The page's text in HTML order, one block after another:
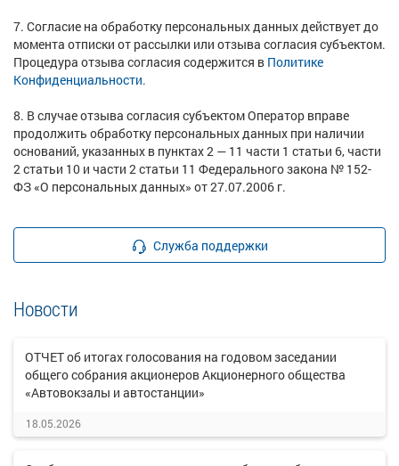
7. Согласие на обработку персональных данных действует до
момента отписки от рассылки или отзыва согласия субъектом.
Процедура отзыва согласия содержится в Политике
Конфиденциальности.
8. В случае отзыва согласия субъектом Оператор вправе
продолжить обработку персональных данных при наличии
оснований, указанных в пунктах 2 — 11 части 1 статьи 6, части
2 статьи 10 и части 2 статьи 11 Федерального закона № 152-
ФЗ «О персональных данных» от 27.07.2006 г.
Служба поддержки
Новости
ОТЧЕТ об итогах голосования на годовом заседании
общего собрания акционеров Акционерного общества
«Автовокзалы и автостанции»
18.05.2026